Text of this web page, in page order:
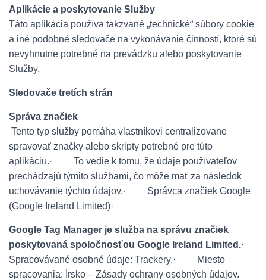
Aplikácie a poskytovanie Služby
Táto aplikácia používa takzvané „technické“ súbory cookie
a iné podobné sledovače na vykonávanie činností, ktoré sú
nevyhnutne potrebné na prevádzku alebo poskytovanie
Služby.
Sledovače tretích strán
Správa značiek
Tento typ služby pomáha vlastníkovi centralizovane
spravovať značky alebo skripty potrebné pre túto
aplikáciu.· To vedie k tomu, že údaje používateľov
prechádzajú týmito službami, čo môže mať za následok
uchovávanie týchto údajov.· Správca značiek Google
(Google Ireland Limited)·
Google Tag Manager je služba na správu značiek
poskytovaná spoločnosťou Google Ireland Limited.·
Spracovávané osobné údaje: Trackery.·
Miesto
spracovania: Írsko – Zásady ochrany osobných údajov.